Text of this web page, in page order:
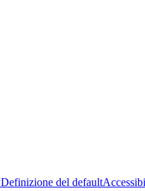
Definizione del default